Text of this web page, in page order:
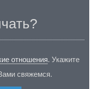
отношения. Укажите
свяжемся.